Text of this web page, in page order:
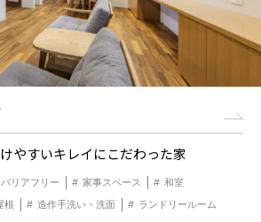
やすいキレイにこだわった家
バリアフリー 家事スペース
和室
根 造作手洗い・洗面 ランドリールーム